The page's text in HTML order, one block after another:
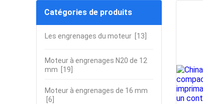
Catégories de produits
Les engrenages du moteur [13]
Moteur à engrenages N20 de 12
mm [19]
Moteur à engrenages de 16 mm
[6]